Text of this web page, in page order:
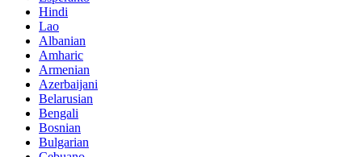
Hindi
Lao
Albanian
Amharic
Armenian
Azerbaijani
Belarusian
Bengali
Bosnian
Bulgarian